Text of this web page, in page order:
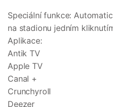
Speciální funkce:
na stadionu jedním
Aplikace:
Antik TV
Apple TV
Canal +
Crunchyroll
Deezer